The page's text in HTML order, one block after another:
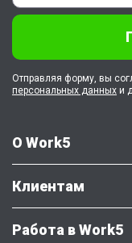
О Work5
Клиентам
Работа в Work5
Отправляя форму, вы
персональных данных и